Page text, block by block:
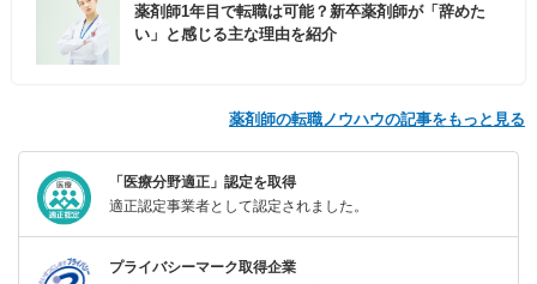
薬剤師1年目で転職は可能？新卒薬剤師が「辞めた
い」と感じる主な理由を紹介
薬剤師の転職ノウハウの記事をもっと見る
「医療分野適正」認定を取得
適正認定事業者として認定されました。
プライバシーマーク取得企業